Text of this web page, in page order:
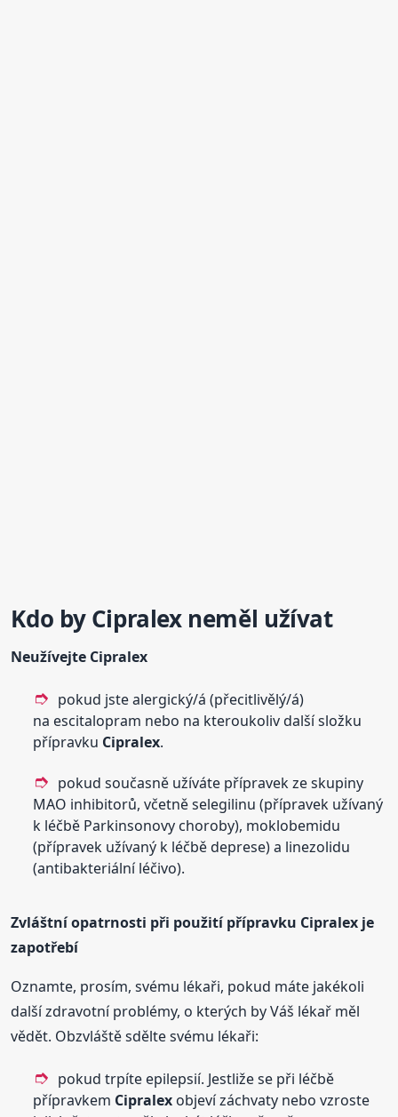
Kdo byCipralexneměl užívat
Neužívejte Cipralex
pokud jste alergický/á (přecitlivělý/á)
na escitalopram nebo na kteroukoliv další složku
přípravku Cipralex.
pokud současně užíváte přípravek ze skupiny
MAO inhibitorů, včetně selegilinu (přípravek užívaný
k léčbě Parkinsonovy choroby), moklobemidu
(přípravek užívaný k léčbě deprese) a linezolidu
(antibakteriální léčivo).
Zvláštní opatrnosti při použití přípravku Cipralex je
zapotřebí
Oznamte, prosím, svému lékaři, pokud máte jakékoli
další zdravotní problémy, o kterých by Váš lékař měl
vědět. Obzvláště sdělte svému lékaři:
pokud trpíte epilepsií. Jestliže se při léčbě
přípravkem Cipralex objeví záchvaty nebo vzroste